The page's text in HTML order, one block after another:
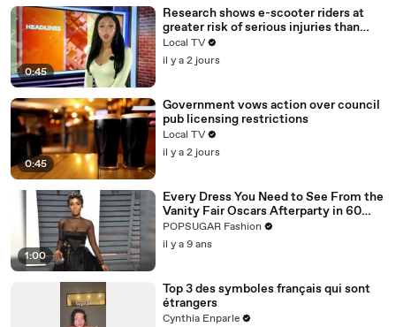
0:45
Research shows e-scooter riders at
greater risk of serious injuries than
cyclists and motorcyclists
Local TV
il y a 2 jours
0:45
Government vows action over council
pub licensing restrictions
Local TV
il y a 2 jours
1:00
Every Dress You Need to See From the
Vanity Fair Oscars Afterparty in 60
Seconds
POPSUGAR Fashion
il y a 9 ans
Top 3 des symboles français qui sont
étrangers
Cynthia Enparle